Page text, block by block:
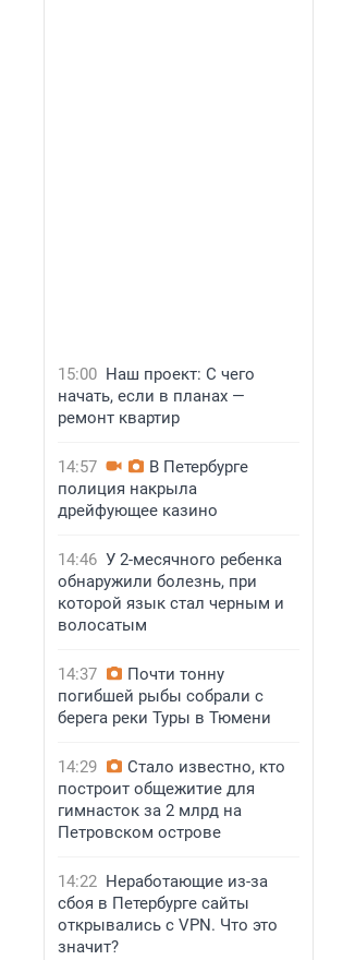
15:00 Наш проект: С чего
начать, если в планах —
ремонт квартир
14:57
В Петербурге
полиция накрыла
дрейфующее казино
14:46 У 2-месячного ребенка
обнаружили болезнь, при
которой язык стал черным и
волосатым
14:37
Почти тонну
погибшей рыбы собрали с
берега реки Туры в Тюмени
14:29
Стало известно, кто
построит общежитие для
гимнасток за 2 млрд на
Петровском острове
14:22 Неработающие из-за
сбоя в Петербурге сайты
открывались с VPN. Что это
значит?